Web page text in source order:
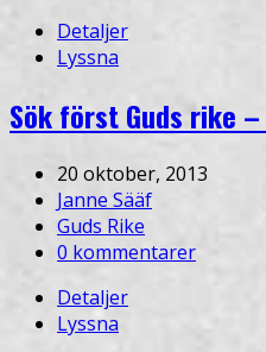
Detaljer
Lyssna
Sök först Guds rike
20 oktober, 2013
Janne Sääf
Guds Rike
0 kommentarer
Detaljer
Lyssna